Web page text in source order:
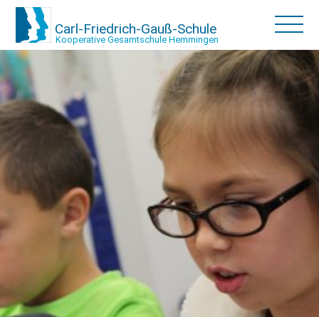
Carl-Friedrich-Gauß-Schule
Kooperative Gesamtschule Hemmingen